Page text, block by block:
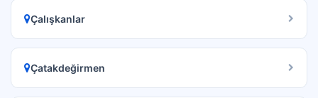
Çalışkanlar
Çatakdeğirmen